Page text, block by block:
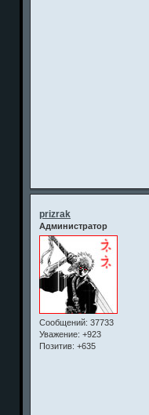
prizrak
Администратор
Сообщений: 37733
Уважение: +923
Позитив: +635